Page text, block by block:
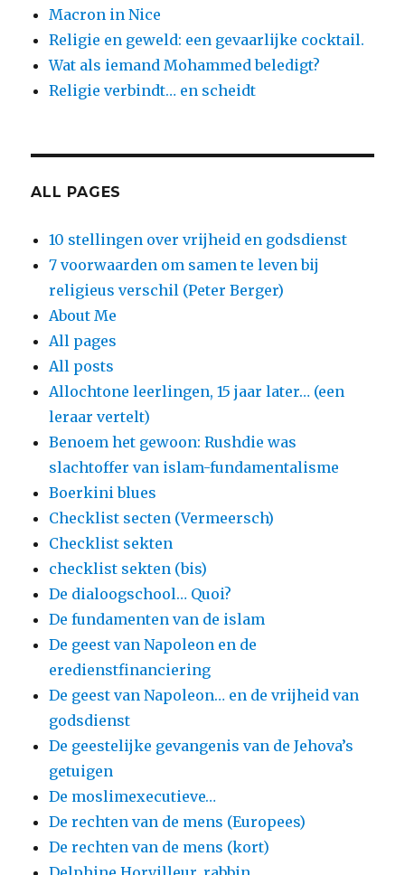
Macron in Nice
Religie en geweld: een gevaarlijke cocktail.
Wat als iemand Mohammed beledigt?
Religie verbindt… en scheidt
ALL PAGES
10 stellingen over vrijheid en godsdienst
7 voorwaarden om samen te leven bij
religieus verschil (Peter Berger)
About Me
All pages
All posts
Allochtone leerlingen, 15 jaar later… (een
leraar vertelt)
Benoem het gewoon: Rushdie was
slachtoffer van islam-fundamentalisme
Boerkini blues
Checklist secten (Vermeersch)
Checklist sekten
checklist sekten (bis)
De dialoogschool… Quoi?
De fundamenten van de islam
De geest van Napoleon en de
eredienstfinanciering
De geest van Napoleon… en de vrijheid van
godsdienst
De geestelijke gevangenis van de Jehova’s
getuigen
De moslimexecutieve…
De rechten van de mens (Europees)
De rechten van de mens (kort)